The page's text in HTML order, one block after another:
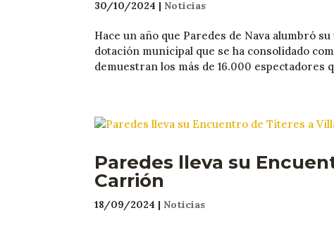
30/10/2024 |Noticias
Hace un año que Paredes de Nava alumbró
dotación municipal que se ha consolidado
demuestran los más de 16.000 espectadores
Paredes lleva su
Carrión
18/09/2024 |Noticias